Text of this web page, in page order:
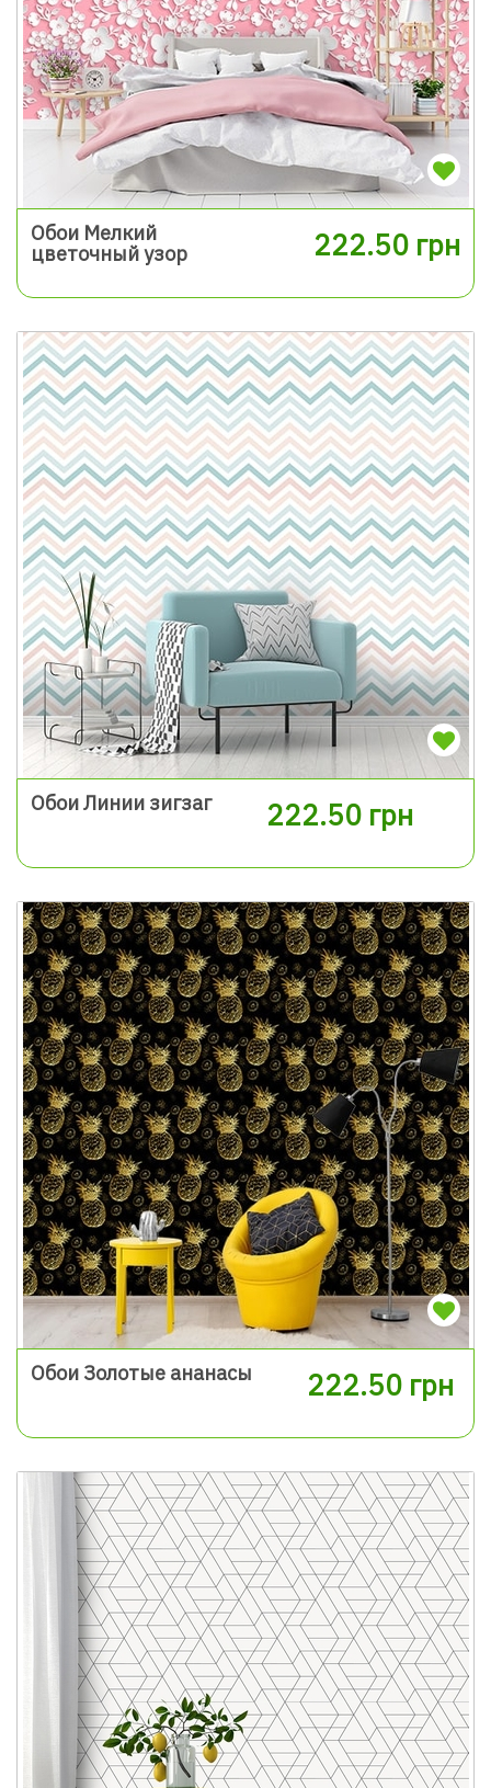
Обои Мелкий
цветочный узор
222.50 грн
Обои Линии зигзаг 222.50 грн
Обои Золотые ананасы 222.50 грн